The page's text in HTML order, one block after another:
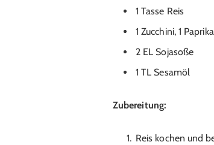
1 Tasse Reis
1 Zucchini, 1
2 EL Sojasoße
1 TL Sesamöl
Zubereitung:
Reis kochen und